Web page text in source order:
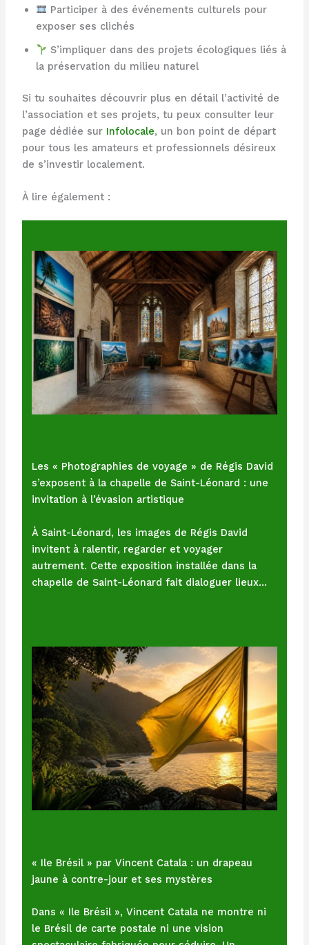
Participer à des événements culturels pour
exposer ses clichés
S’impliquer dans des projets écologiques liés à
la préservation du milieu naturel
Si tu souhaites découvrir plus en détail l’activité de
l’association et ses projets, tu peux consulter leur
page dédiée sur Infolocale, un bon point de départ
pour tous les amateurs et professionnels désireux
de s’investir localement.
À lire également :
Les « Photographies de voyage » de Régis David
s’exposent à la chapelle de Saint-Léonard : une
invitation à l’évasion artistique
À Saint-Léonard, les images de Régis David
invitent à ralentir, regarder et voyager
autrement. Cette exposition installée dans la
chapelle de Saint-Léonard fait dialoguer lieux…
« Ile Brésil » par Vincent Catala : un drapeau
jaune à contre-jour et ses mystères
Dans « Ile Brésil », Vincent Catala ne montre ni
le Brésil de carte postale ni une vision